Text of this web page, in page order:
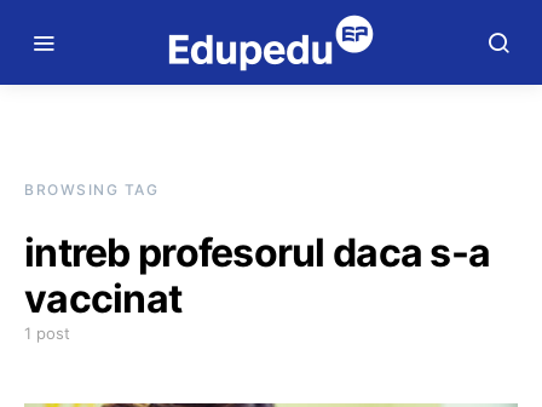
BROWSING TAG
intreb profesorul daca s-a
vaccinat
1 post